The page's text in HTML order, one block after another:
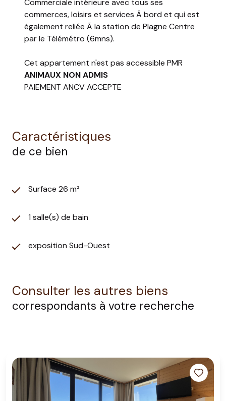
Commerciale intérieure avec tous ses
commerces, loisirs et services Ã bord et qui est
également reliée Ã la station de Plagne Centre
par le Télémétro (6mns).
Cet appartement n'est pas accessible PMR
ANIMAUX NON ADMIS
PAIEMENT ANCV ACCEPTE
Caractéristiques
de ce bien
Surface 26 m²
1 salle(s) de bain
exposition Sud-Ouest
Consulter les autres biens
correspondants à votre recherche